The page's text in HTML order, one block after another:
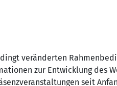
veränderten
zur Entwicklung des
seit